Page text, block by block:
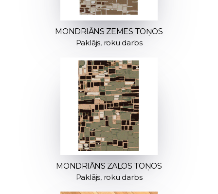
MONDRIĀNS ZEMES TOŅOS
Paklājs, roku darbs
MONDRIĀNS ZAĻOS TOŅOS
Paklājs, roku darbs